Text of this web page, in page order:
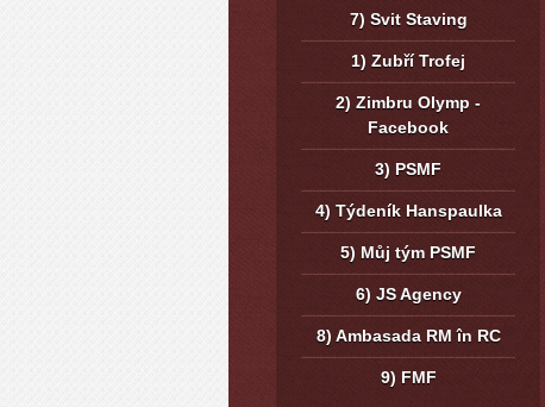
7) Svit Staving
1) Zubří Trofej
2) Zimbru Olymp -
Facebook
3) PSMF
4) Týdeník Hanspaulka
5) Můj tým PSMF
6) JS Agency
8) Ambasada RM în RC
9) FMF